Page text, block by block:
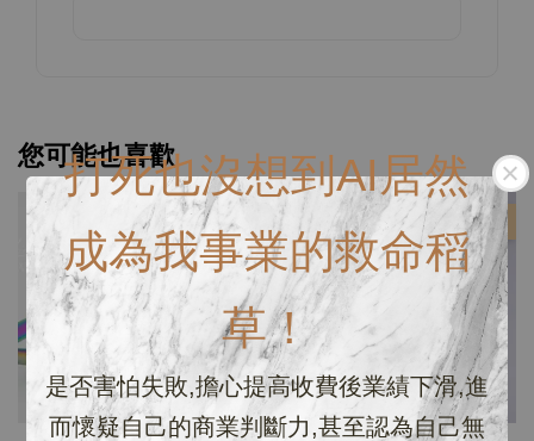
打死也沒想到AI居然
成為我事業的救命稻
草！
是否害怕失敗,擔心提高收費後業績下滑,進
而懷疑自己的商業判斷力,甚至認為自己無
您可能也喜歡
優惠 優惠